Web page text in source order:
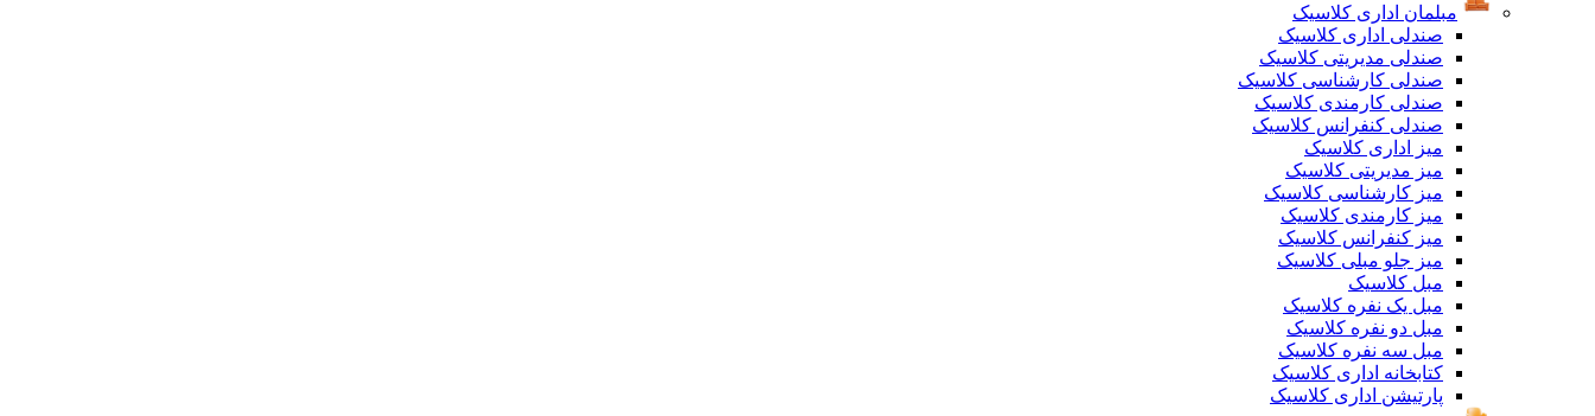
مبلمان اداری کلاسیک
صندلی اداری کلاسیک
صندلی مدیریتی کلاسیک
صندلی کارشناسی کلاسیک
صندلی کارمندی کلاسیک
صندلی کنفرانس کلاسیک
میز اداری کلاسیک
میز مدیریتی کلاسیک
میز کارشناسی کلاسیک
میز کارمندی کلاسیک
میز کنفرانس کلاسیک
میز جلو مبلی کلاسیک
مبل کلاسیک
مبل یک نفره کلاسیک
مبل دو نفره کلاسیک
مبل سه نفره کلاسیک
کتابخانه اداری کلاسیک
پارتیشن اداری کلاسیک